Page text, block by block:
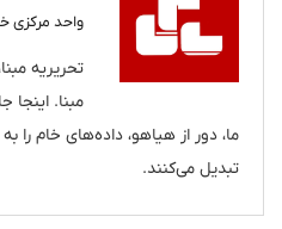
واحد مرکزی
تحریریه
مبنا. اینجا
ما، دور از هیاهو، داده‌های خام را
تبدیل می‌کنند.